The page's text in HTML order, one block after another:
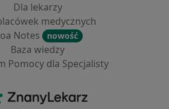
Dla lekarzy
medycznych
Notes
nowość
Baza wiedzy
Pomocy dla Specjalisty
ZnanyLekarz - Strona główna